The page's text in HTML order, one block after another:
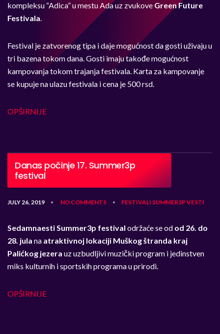
kompleksu “Adica” u mestu Ada uz zvukove Green Future
Festivala.
Festival je zatvorenog tipa i daje mogućnost da gosti uživaju u
tri bazena tokom dana. Gosti imaju takođe mogućnost
kampovanja tokom trajanja festivala. Karta za kampovanje
se kupuje na ulazu festivala i cena je 500 rsd.
OPŠIRNIJE
Danas počinje 17. Summer3p
festival
JULY 26, 2019 • NO COMMENTS • FESTIVALI SUMMER3P VESTI
Sedamnaesti Summer3p festival održaće se od od 26. do
28. jula na atraktivnoj lokaciji Muškog štranda kraj
Palićkog jezera uz uzbudljivi muzički program i jedinstven
miks kulturnih i sportskih programa u prirodi.
OPŠIRNIJE